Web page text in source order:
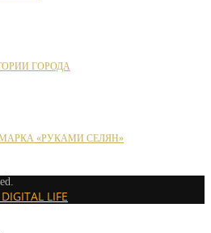
ГОРОДА
«РУКАМИ СЕЛЯН»
DIGITAL LIFE